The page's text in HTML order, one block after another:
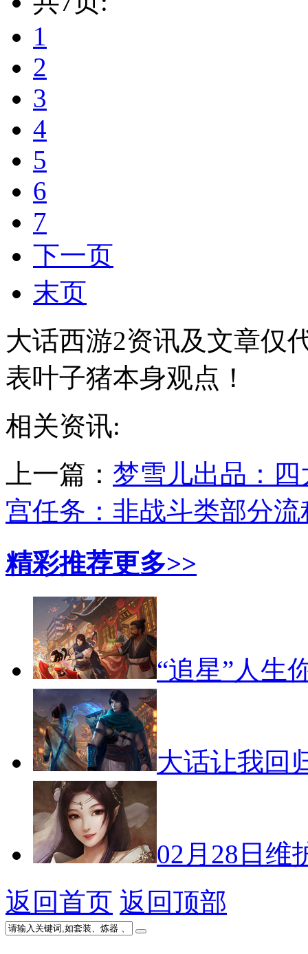
1
2
3
4
5
6
7
下一页
末页
大话西游2资讯及文章仅
表叶子猪本身观点！
相关资讯:
上一篇： 梦雪儿出品：
宫任务：非战斗类部分流
精彩推荐更多>>
“追星”人生
大话让我回
02月28日维
返回首页 返回顶部